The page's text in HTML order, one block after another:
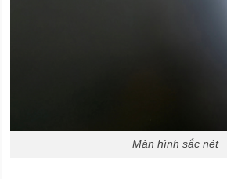
Màn hình sắc nét